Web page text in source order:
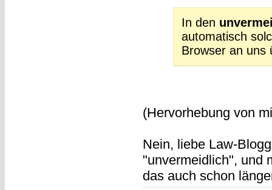
In den
automatisch
Browser an uns
(Hervorhebung von
Nein, liebe Law-
"unvermeidlich", und
das auch schon